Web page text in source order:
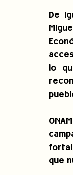
De
lo
que